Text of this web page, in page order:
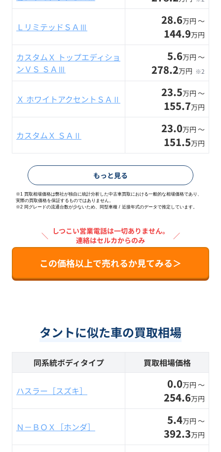
ＬリミテッドＳＡⅢ 28.6万円 〜
144.9万円
カスタムＸ トップエディショ
ンＶＳ ＳＡⅢ
5.6万円 〜
278.2万円 ※2
Ｘ ホワイトアクセントＳＡⅡ 23.5万円 〜
155.7万円
カスタムＸ ＳＡⅡ 23.0万円 〜
151.5万円
もっと見る
※1 買取相場価格は弊社が独自に統計分析した中古車買取における一般的な相場価格であり、
実際の買取価格を保証するものではありません。
※2 同グレードの流通台数が少ないため、同型車種 / 近接年式のデータで推定しています。
＼
しつこい営業電話は一切ありません。
連絡はセルカからのみ
／
この価格以上で売れるか見てみる＞
タントに似た車の買取相場
同系統ボディタイプ 買取相場価格
ハスラー［スズキ］ 0.0万円 〜
254.6万円
Ｎ－ＢＯＸ［ホンダ］ 5.4万円 〜
392.3万円